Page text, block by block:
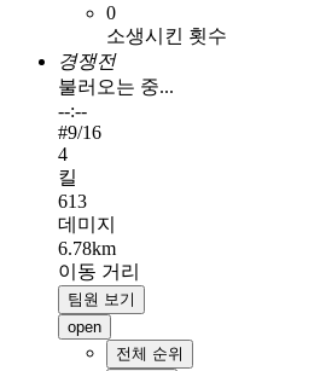
0
소생시킨 횟수
경쟁전
불러오는 중...
--:--
#9/16
4
킬
613
데미지
6.78km
이동 거리
팀원 보기
open
전체 순위